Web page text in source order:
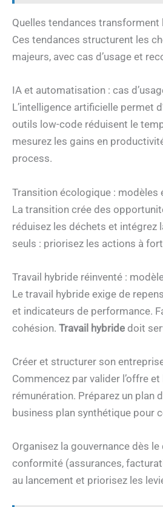
Quelles tendances transforment
Ces tendances structurent les
majeurs, avec cas d’usage et
IA et automatisation : cas
L’intelligence artificielle permet
outils low-code réduisent le
mesurez les gains en
process.
Transition écologique :
La transition crée des
réduisez les déchets et intégrez
seuls : priorisez les actions à
Travail hybride réinventé :
Le travail hybride exige de
et indicateurs de performance.
cohésion. Travail hybride doit
Créer et structurer son
Commencez par valider l’offre
rémunération. Préparez un plan
business plan synthétique pour
Organisez la gouvernance dès
conformité (assurances,
au lancement et priorisez les